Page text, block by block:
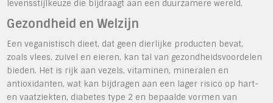
levensstijlkeuze die bijdraagt aan een duurzamere wereld.
Gezondheid en Welzijn
Een veganistisch dieet, dat geen dierlijke producten bevat,
zoals vlees, zuivel en eieren, kan tal van gezondheidsvoordelen
bieden. Het is rijk aan vezels, vitaminen, mineralen en
antioxidanten, wat kan bijdragen aan een lager risico op hart-
en vaatziekten, diabetes type 2 en bepaalde vormen van